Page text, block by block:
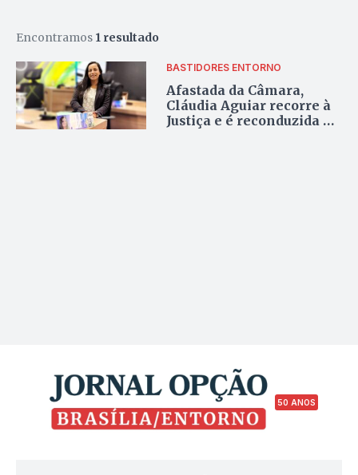
Encontramos 1 resultado
BASTIDORES ENTORNO
Afastada da Câmara,
Cláudia Aguiar recorre à
Justiça e é reconduzida ao
50 ANOS